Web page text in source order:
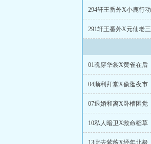
294轩王番外X小鹿行动
291轩王番外X元仙老三
01魂穿华裳X黄雀在后
04顺利拜堂X偷逛夜市
07退婚和离X卧槽困觉
10私人暗卫X救命稻草
13此去紫薇X经年北极